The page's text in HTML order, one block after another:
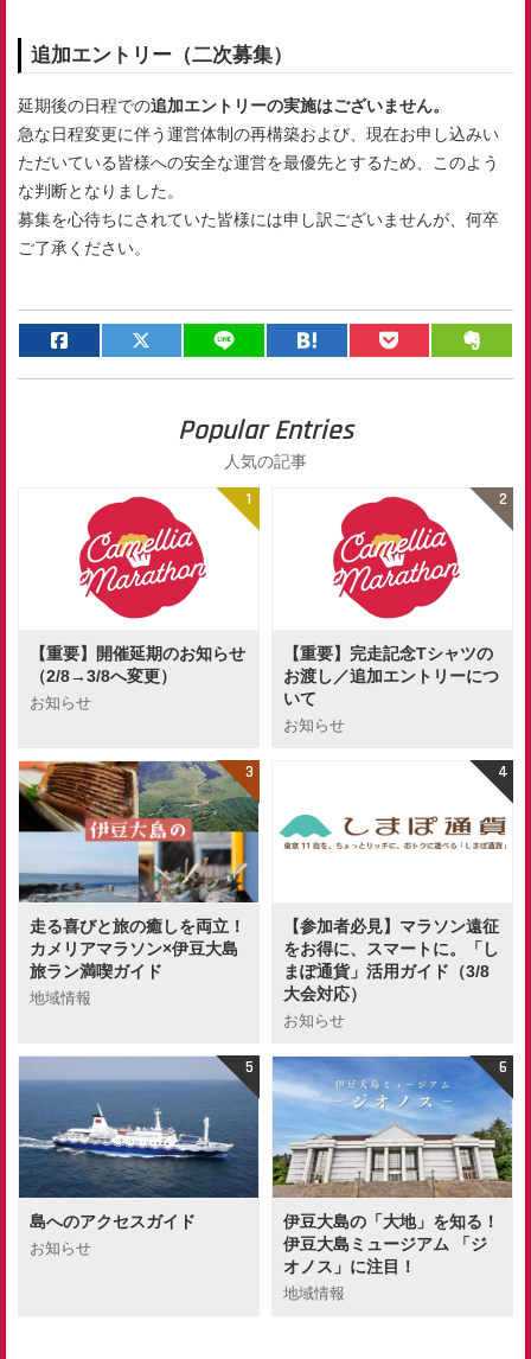
追加エントリー（二次募集）
延期後の日程での追加エントリーの実施はございません。
急な日程変更に伴う運営体制の再構築および、現在お申し込みい
ただいている皆様への安全な運営を最優先とするため、このよう
な判断となりました。
募集を心待ちにされていた皆様には申し訳ございませんが、何卒
ご了承ください。
Popular Entries
人気の記事
【重要】開催延期のお知らせ
（2/8→3/8へ変更）
お知らせ
【重要】完走記念Tシャツの
お渡し／追加エントリーにつ
いて
お知らせ
走る喜びと旅の癒しを両立！
カメリアマラソン×伊豆大島
旅ラン満喫ガイド
地域情報
【参加者必見】マラソン遠征
をお得に、スマートに。「し
まぽ通貨」活用ガイド（3/8
大会対応）
お知らせ
島へのアクセスガイド
お知らせ
伊豆大島の「大地」を知る！
伊豆大島ミュージアム 「ジ
オノス」に注目！
地域情報